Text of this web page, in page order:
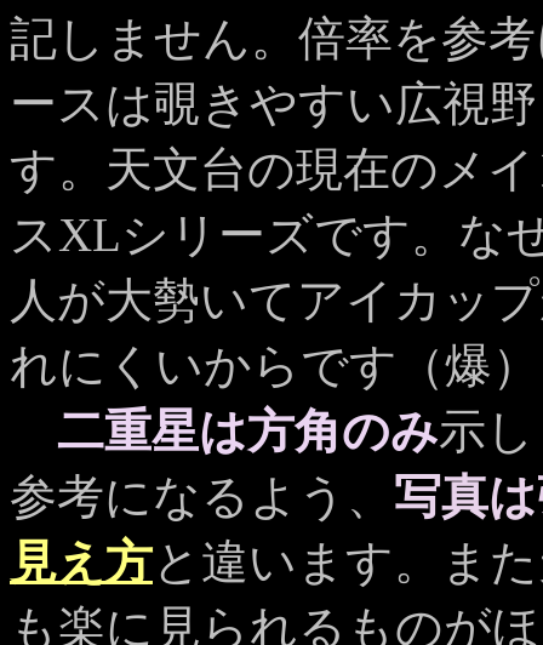
記しません。倍率を参
ースは覗きやすい広視
す。天文台の現在のメ
スXLシリーズです。な
人が大勢いてアイカッ
れにくいからです（爆）
二重星は方角のみ示
参考になるよう、 写真
見え方と違います。ま
も楽に見られるものが